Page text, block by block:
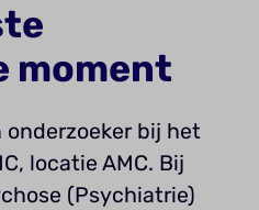
moment
onderzoeker bij het
locatie AMC. Bij
(Psychiatrie)